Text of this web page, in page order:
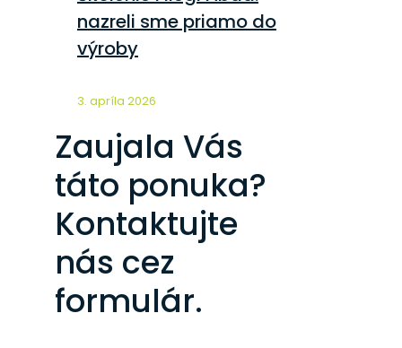
nazreli sme priamo do
výroby
3. apríla 2026
Zaujala Vás
táto ponuka?
Kontaktujte
nás cez
formulár.